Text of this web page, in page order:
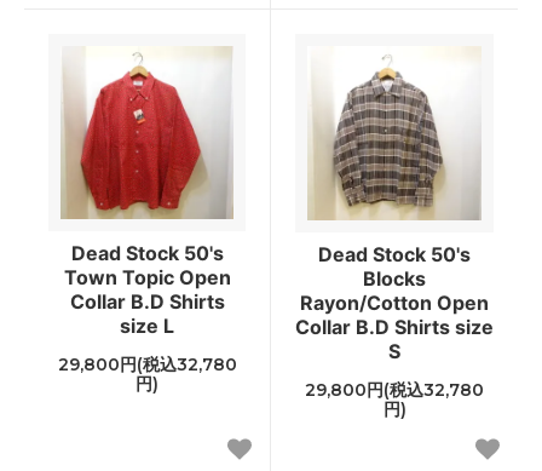
Dead Stock 50's
Town Topic Open
Collar B.D Shirts
size L
29,800円(税込32,780
円)
Dead Stock 50's
Blocks
Rayon/Cotton Open
Collar B.D Shirts size
S
29,800円(税込32,780
円)